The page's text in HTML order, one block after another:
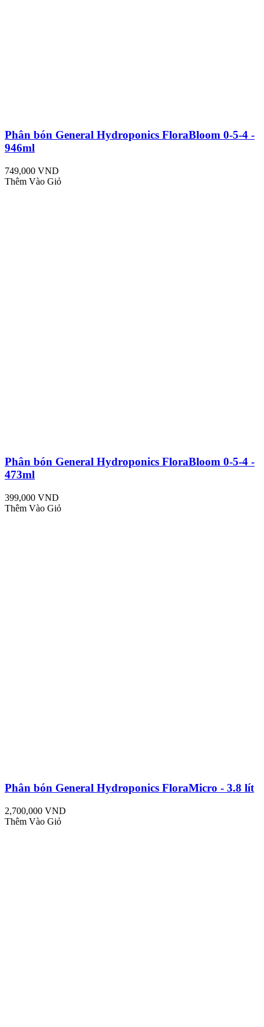
Phân bón General Hydroponics FloraBloom 0-5-4 -
946ml
749,000 VND
Thêm Vào Giỏ
Phân bón General Hydroponics FloraBloom 0-5-4 -
473ml
399,000 VND
Thêm Vào Giỏ
Phân bón General Hydroponics FloraMicro - 3.8 lít
2,700,000 VND
Thêm Vào Giỏ